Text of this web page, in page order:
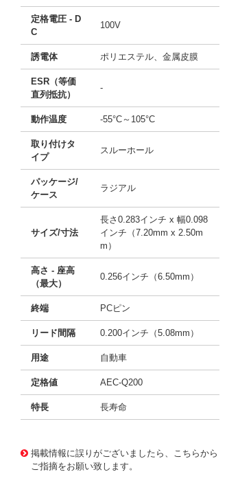
定格電圧 - D
C
100V
誘電体 ポリエステル、金属皮膜
ESR（等価
直列抵抗）
-
動作温度 -55°C～105°C
取り付けタ
イプ
スルーホール
パッケージ/
ケース
ラジアル
サイズ/寸法
長さ0.283インチ x 幅0.098
インチ（7.20mm x 2.50m
m）
高さ - 座高
（最大）
0.256インチ（6.50mm）
終端 PCピン
リード間隔 0.200インチ（5.08mm）
用途 自動車
定格値 AEC-Q200
特長 長寿命
掲載情報に誤りがございましたら、こちらから
ご指摘をお願い致します。